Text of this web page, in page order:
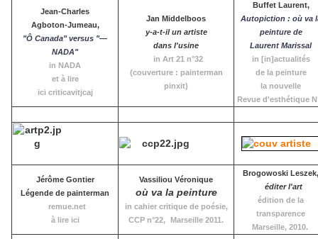
Jean-Charles
Agboton-Jumeau,
"Ô Canada" versus "—
NADA"
in NADA
et à lire
ici criticavitjcaj
Jan Middelboos
y-a-t-il un artiste
dans l'usine
in Art 21 n°32
(couverture : painterman
pinxit)
Buffet Laurent,
Autopiction : où va
peinture de
Laurent Marissal
in [in]actualités
de la peinture
la nouvelle
Revue d'esthétique
Jérôme Gontier
Légende de painterman
remue.net
à lire ici
Vassiliou Véronique
où va la peinture
in cahier critique de poésie,
CCP n°22,
Marseille 2011.
Brogowoski Leszek,
éditer l'art
édition de la
transparence
Marseille, 2010.